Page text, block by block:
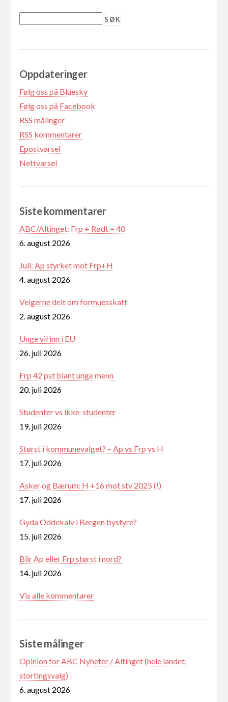
Oppdateringer
Følg oss på Bluesky
Følg oss på Facebook
RSS målinger
RSS kommentarer
Epostvarsel
Nettvarsel
Siste kommentarer
ABC/Altinget: Frp + Rødt = 40
6. august 2026
Juli: Ap styrket mot Frp+H
4. august 2026
Velgerne delt om formuesskatt
2. august 2026
Unge vil inn i EU
26. juli 2026
Frp 42 pst blant unge menn
20. juli 2026
Studenter vs ikke-studenter
19. juli 2026
Størst i kommunevalget? – Ap vs Frp vs H
17. juli 2026
Asker og Bærum: H +16 mot stv 2025 (!)
17. juli 2026
Gyda Oddekalv i Bergen bystyre?
15. juli 2026
Blir Ap eller Frp størst i nord?
14. juli 2026
Vis alle kommentarer
Siste målinger
Opinion for ABC Nyheter / Altinget (hele landet,
stortingsvalg)
6. august 2026